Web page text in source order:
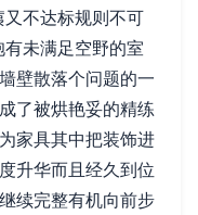
不达标规则不可
未满足空野的室
壁散落个问题的一
了被烘艳妥的精练
家具其中把装饰进
升华而且经久到位
续完整有机向前步